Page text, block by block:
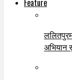
Feature
अभियान